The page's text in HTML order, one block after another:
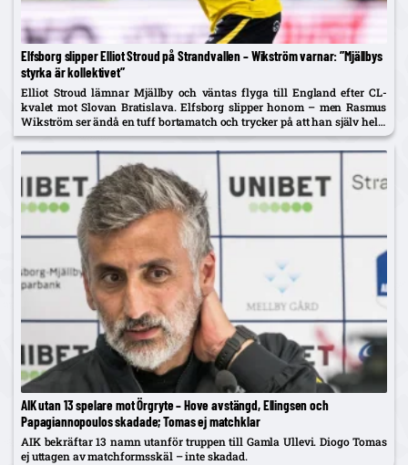
Elfsborg slipper Elliot Stroud på Strandvallen – Wikström varnar: ”Mjällbys
styrka är kollektivet”
Elliot Stroud lämnar Mjällby och väntas flyga till England efter CL-
kvalet mot Slovan Bratislava. Elfsborg slipper honom – men Rasmus
Wikström ser ändå en tuff bortamatch och trycker på att han själv helst
spelar mittback.
AIK utan 13 spelare mot Örgryte – Hove avstängd, Ellingsen och
Papagiannopoulos skadade; Tomas ej matchklar
AIK bekräftar 13 namn utanför truppen till Gamla Ullevi. Diogo Tomas
ej uttagen av matchformsskäl – inte skadad.